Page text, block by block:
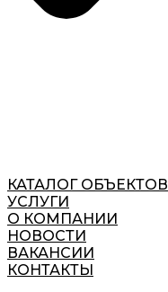
КАТАЛОГ ОБЪЕКТОВ
УСЛУГИ
О КОМПАНИИ
НОВОСТИ
ВАКАНСИИ
КОНТАКТЫ